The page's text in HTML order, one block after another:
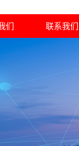
们 联系我们